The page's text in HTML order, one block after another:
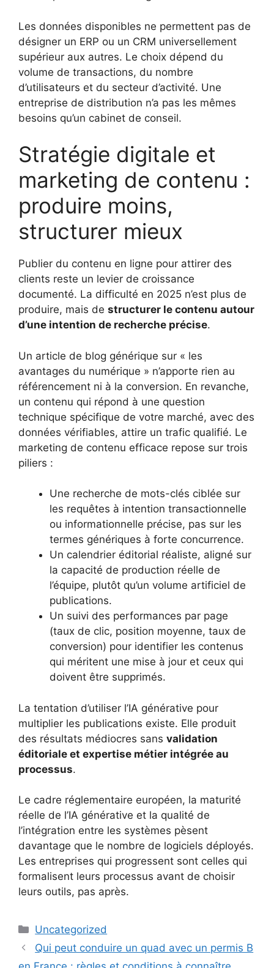
Les données disponibles ne permettent pas de
désigner un ERP ou un CRM universellement
supérieur aux autres. Le choix dépend du
volume de transactions, du nombre
d’utilisateurs et du secteur d’activité. Une
entreprise de distribution n’a pas les mêmes
besoins qu’un cabinet de conseil.
Stratégie digitale et
marketing de contenu :
produire moins,
structurer mieux
Publier du contenu en ligne pour attirer des
clients reste un levier de croissance
documenté. La difficulté en 2025 n’est plus de
produire, mais de structurer le contenu autour
d’une intention de recherche précise.
Un article de blog générique sur « les
avantages du numérique » n’apporte rien au
référencement ni à la conversion. En revanche,
un contenu qui répond à une question
technique spécifique de votre marché, avec des
données vérifiables, attire un trafic qualifié. Le
marketing de contenu efficace repose sur trois
piliers :
Une recherche de mots-clés ciblée sur
les requêtes à intention transactionnelle
ou informationnelle précise, pas sur les
termes génériques à forte concurrence.
Un calendrier éditorial réaliste, aligné sur
la capacité de production réelle de
l’équipe, plutôt qu’un volume artificiel de
publications.
Un suivi des performances par page
(taux de clic, position moyenne, taux de
conversion) pour identifier les contenus
qui méritent une mise à jour et ceux qui
doivent être supprimés.
La tentation d’utiliser l’IA générative pour
multiplier les publications existe. Elle produit
des résultats médiocres sans validation
éditoriale et expertise métier intégrée au
processus.
Le cadre réglementaire européen, la maturité
réelle de l’IA générative et la qualité de
l’intégration entre les systèmes pèsent
davantage que le nombre de logiciels déployés.
Les entreprises qui progressent sont celles qui
formalisent leurs processus avant de choisir
leurs outils, pas après.
Catégories
Uncategorized
Qui peut conduire un quad avec un permis B